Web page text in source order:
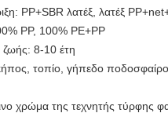
PP+SBR λατέξ, λατέξ
PP, 100% PE+PP
8-10 έτη
τοπίο, γήπεδο
χρώμα της τεχνητής τύρφης